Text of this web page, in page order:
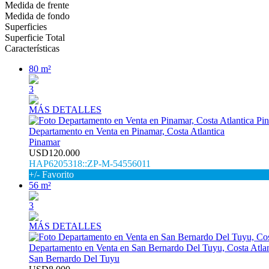
Medida de frente
Medida de fondo
Superficies
Superficie Total
Características
80 m²
3
MÁS DETALLES
Departamento en Venta en Pinamar, Costa Atlantica
Pinamar
USD120.000
HAP6205318::ZP-M-54556011
+/- Favorito
56 m²
3
MÁS DETALLES
Departamento en Venta en San Bernardo Del Tuyu, Costa
San Bernardo Del Tuyu